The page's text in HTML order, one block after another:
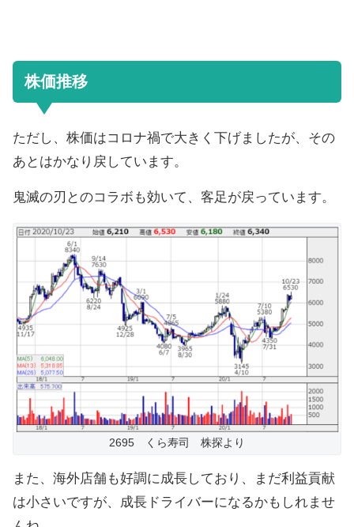
株価推移
ただし、株価はコロナ禍で大きく下げましたが、その
あとはかなり戻しています。
鬼滅の刃とのコラボも効いて、客足が戻っています。
2695 くら寿司 株探より
また、海外店舗も好調に成長しており、まだ利益貢献
は小さいですが、成長ドライバーになるかもしれませ